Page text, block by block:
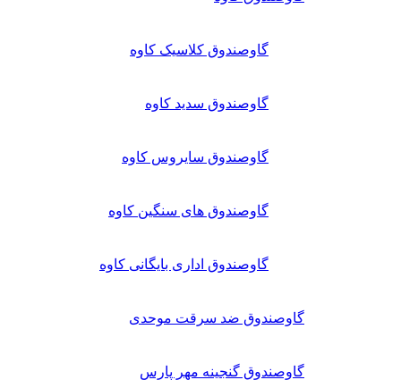
گاوصندوق کلاسیک کاوه
گاوصندوق سدید کاوه
گاوصندوق سایروس کاوه
گاوصندوق های سنگین کاوه
گاوصندوق اداری بایگانی کاوه
گاوصندوق ضد سرقت موحدی
گاوصندوق گنجینه مهر پارس